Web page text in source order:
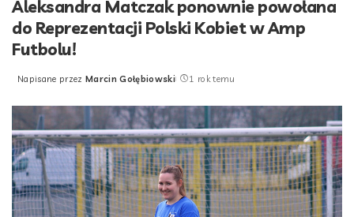
Aleksandra Matczak ponownie powołana
do Reprezentacji Polski Kobiet w Amp
Futbolu!
Posted
Napisane przez Marcin Gołębiowski 1 rok temu